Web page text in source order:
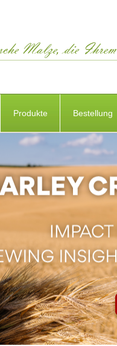
Produkte Bestellung